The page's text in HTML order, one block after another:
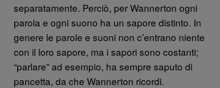
separatamente. Perciò, per Wannerton ogni
parola e ogni suono ha un sapore distinto. In
genere le parole e suoni non c’entrano niente
con il loro sapore, ma i sapori sono costanti;
“parlare” ad esempio, ha sempre saputo di
pancetta, da che Wannerton ricordi.